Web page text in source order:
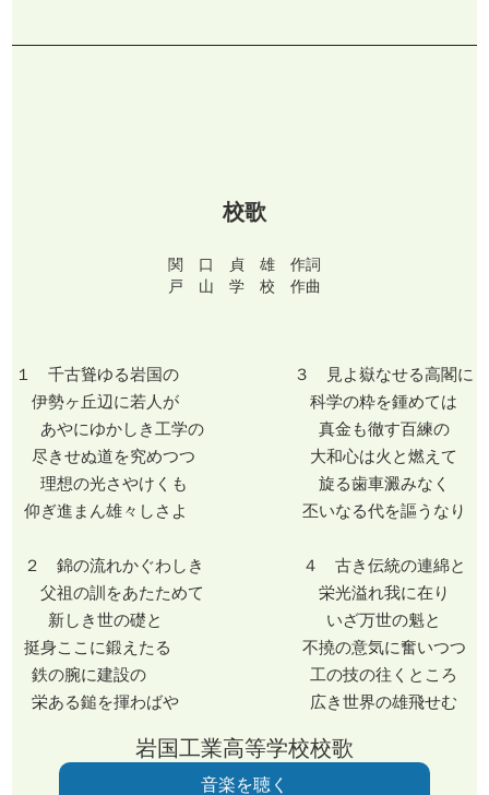
校歌
関 口 貞 雄 作詞
戸 山 学 校 作曲
１ 千古聳ゆる岩国の ３ 見よ嶽なせる高閣に
伊勢ヶ丘辺に若人が 科学の粋を鍾めては
あやにゆかしき工学の 真金も徹す百練の
尽きせぬ道を究めつつ 大和心は火と燃えて
理想の光さやけくも 旋る歯車澱みなく
仰ぎ進まん雄々しさよ 丕いなる代を謳うなり
２ 錦の流れかぐわしき ４ 古き伝統の連綿と
父祖の訓をあたためて 栄光溢れ我に在り
新しき世の礎と いざ万世の魁と
挺身ここに鍛えたる 不撓の意気に奮いつつ
鉄の腕に建設の 工の技の往くところ
栄ある鎚を揮わばや 広き世界の雄飛せむ
岩国工業高等学校校歌
音楽を聴く